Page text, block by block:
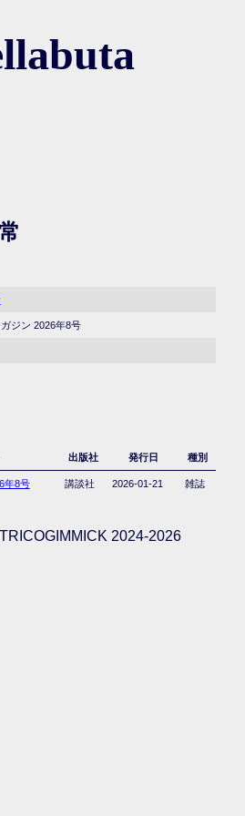
ジン 2026年8号
出版社 発行日 種別
年8号 講談社 2026-01-21 雑誌
2024-2026